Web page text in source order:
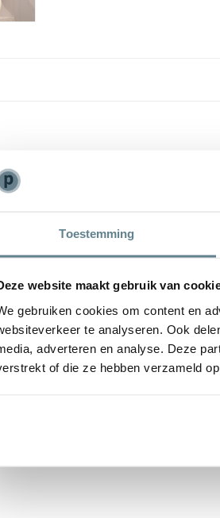
Toestemming
website maakt gebruik van
gebruiken cookies om content en
te analyseren. Ook
adverteren en analyse. Deze
of die ze hebben verzameld
biedt het beste van 2 werelden: De
sterken
van de Luca Lifestyle
echte eyecatcher in je tuin. De
dankzij een intensief
zorgvuldig
3 kleuren:Antraciet, Natural